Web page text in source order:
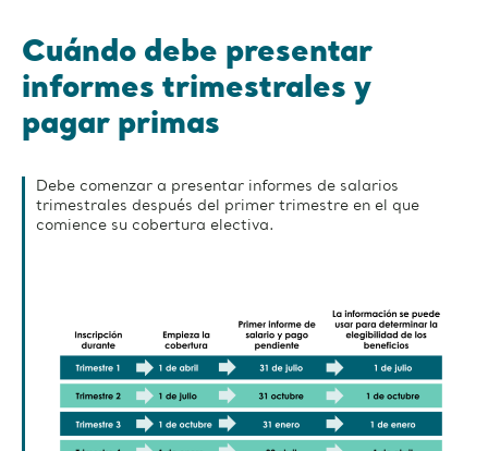
Cuándo debe presentar
informes trimestrales y
pagar primas
Debe comenzar a presentar informes de salarios
trimestrales después del primer trimestre en el que
comience su cobertura electiva.